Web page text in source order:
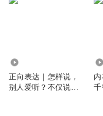
正向表达｜怎样说，
别人爱听？不仅说得
千